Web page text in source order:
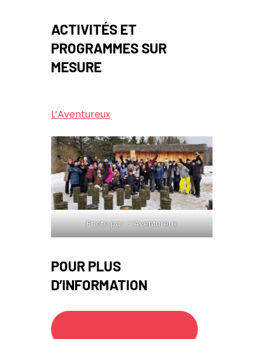
ACTIVITÉS ET
PROGRAMMES SUR
MESURE
L’Aventureux
Photo par : L’Aventureux
POUR PLUS
D’INFORMATION